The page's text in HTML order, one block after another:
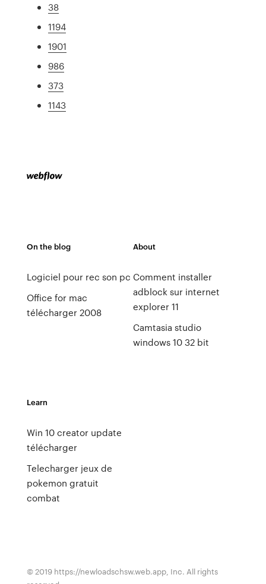
38
1194
1901
986
373
1143
On the blog
Logiciel pour rec son pc
Office for mac
télécharger 2008
About
Comment installer
adblock sur internet
explorer 11
Camtasia studio
windows 10 32 bit
Learn
Win 10 creator update
télécharger
Telecharger jeux de
pokemon gratuit
combat
© 2019 https://newloadschsw.web.app, Inc. All rights